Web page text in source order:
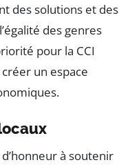
des solutions et des
des genres
pour la CCI
un espace
à soutenir